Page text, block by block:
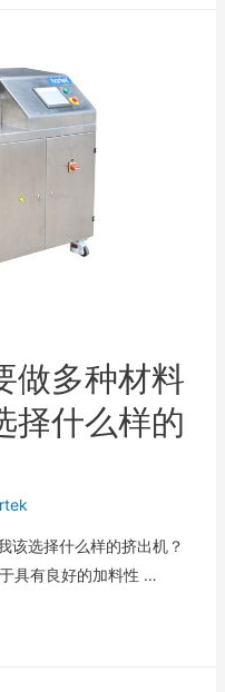
做多种材料
择什么样的
该选择什么样的挤出机？
具有良好的加料性 …